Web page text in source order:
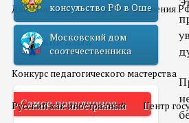
Двойное гражданство Отношения
Русский язык
Конкурс педагогического мастерства
Русский как иностранный Центр
консульство РФ в Оше
Московский дом
соотечественника
Самое популярное